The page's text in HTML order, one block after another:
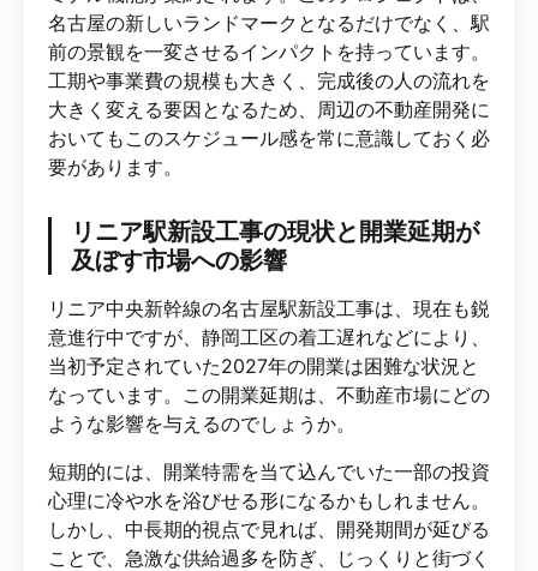
名古屋の新しいランドマークとなるだけでなく、駅
前の景観を一変させるインパクトを持っています。
工期や事業費の規模も大きく、完成後の人の流れを
大きく変える要因となるため、周辺の不動産開発に
おいてもこのスケジュール感を常に意識しておく必
要があります。
リニア駅新設工事の現状と開業延期が
及ぼす市場への影響
リニア中央新幹線の名古屋駅新設工事は、現在も鋭
意進行中ですが、静岡工区の着工遅れなどにより、
当初予定されていた2027年の開業は困難な状況と
なっています。この開業延期は、不動産市場にどの
ような影響を与えるのでしょうか。
短期的には、開業特需を当て込んでいた一部の投資
心理に冷や水を浴びせる形になるかもしれません。
しかし、中長期的視点で見れば、開発期間が延びる
ことで、急激な供給過多を防ぎ、じっくりと街づく